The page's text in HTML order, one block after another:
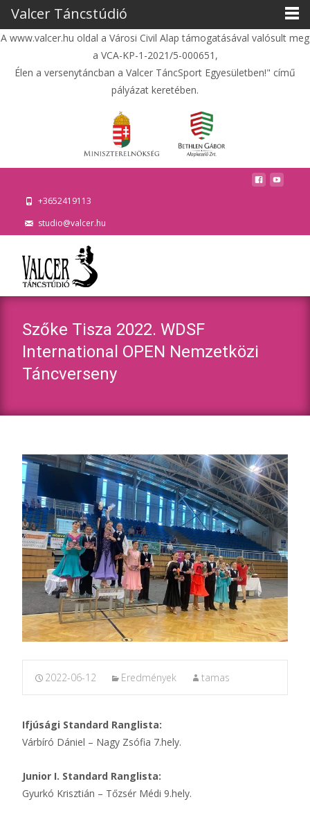
A www.valcer.hu oldal a Városi Civil Alap támogatásával valósult meg
a VCA-KP-1-2021/5-000651,
Élen a versenytáncban a Valcer TáncSport Egyesületben!" című
pályázat keretében.
+3652419113
studio@valcer.hu
Szőke Tisza 2022. WDSF
International OPEN Nemzetközi
Táncverseny
2022-06-12 Eredmények tamas
Ifjúsági Standard Ranglista:
Várbíró Dániel – Nagy Zsófia 7.hely.
Junior I. Standard Ranglista:
Gyurkó Krisztián – Tőzsér Médi 9.hely.
Valcer Táncstúdió